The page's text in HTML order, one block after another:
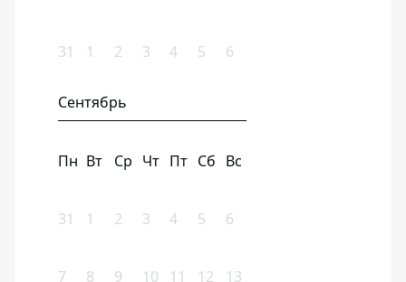
31 1 2 3 4 5 6
Сентябрь
Пн Вт Ср Чт Пт Сб Вс
31 1 2 3 4 5 6
7 8 9 10 11 12 13